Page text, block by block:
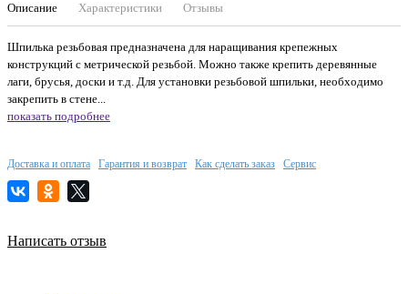
Описание Характеристики Отзывы
Шпилька резьбовая предназначена для наращивания крепежных
конструкций с метрической резьбой. Можно также крепить деревянные
лаги, брусья, доски и т.д. Для установки резьбовой шпильки, необходимо
закрепить в стене...
показать подробнее
Доставка и оплата Гарантия и возврат Как сделать заказ Сервис
Написать отзыв